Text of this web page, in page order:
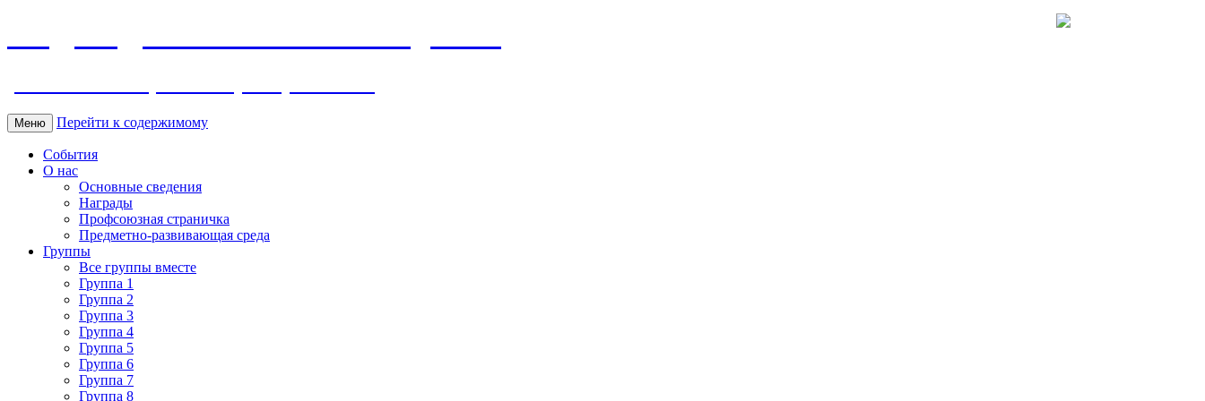
Меню Перейти к содержимому
События
О нас
Основные сведения
Награды
Профсоюзная страничка
Предметно-развивающая среда
Группы
Все группы вместе
Группа 1
Группа 2
Группа 3
Группа 4
Группа 5
Группа 6
Группа 7
Группа 8